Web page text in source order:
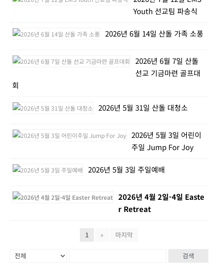
Youth 선교팀 파송식
2026년 6월 14일 산돌 가족 소풍
2026년 6월 7일 산돌
선교 기금마련 골프대
회
2026년 5월 31일 산돌 대청소
2026년 5월 3일 어린이
주일 Jump For Joy
2026년 5월 3일 주일예배
2026년 4월 2일-4일 Easte
r Retreat
1 » 마지막
검색